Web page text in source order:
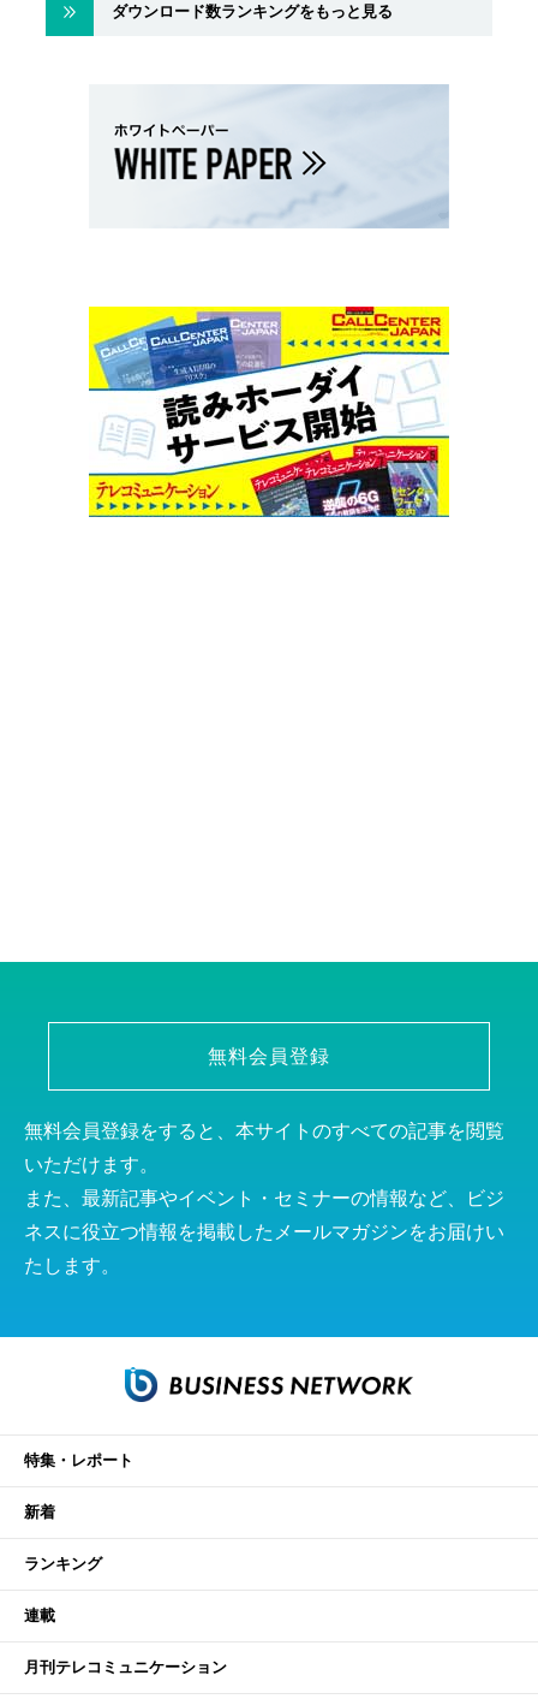
ダウンロード数ランキングをもっと見る
無料会員登録
無料会員登録をすると、本サイトのすべての記事を閲覧
いただけます。
また、最新記事やイベント・セミナーの情報など、ビジ
ネスに役立つ情報を掲載したメールマガジンをお届けい
たします。
特集・レポート
新着
ランキング
連載
月刊テレコミュニケーション